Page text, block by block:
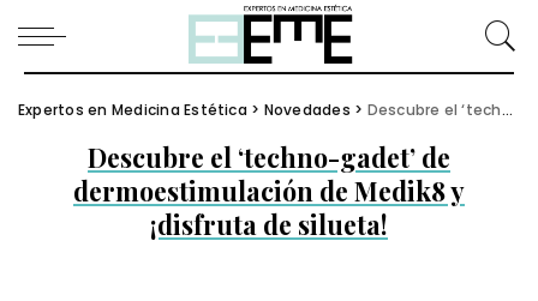
Expertos en Medicina Estética > Novedades > Descubre el ‘techno-gadet’ de dermoestimulación de Medik8 y ¡disfruta de silueta!
Descubre el ‘techno-gadet’ de
dermoestimulación de Medik8 y
¡disfruta de silueta!